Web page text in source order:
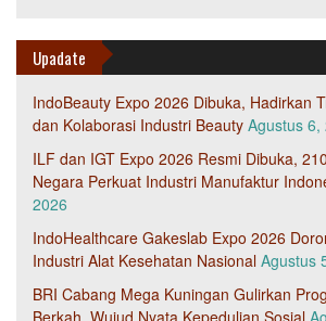
Upadate
IndoBeauty Expo 2026 Dibuka, Hadirkan
dan Kolaborasi Industri Beauty Agustus 6,
ILF dan IGT Expo 2026 Resmi Dibuka,
Negara Perkuat Industri Manufaktur
2026
IndoHealthcare Gakeslab Expo 2026
Industri Alat Kesehatan Nasional Agustus
BRI Cabang Mega Kuningan Gulirkan
Berkah, Wujud Nyata Kepedulian Sosial